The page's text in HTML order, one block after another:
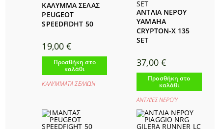
ΚΑΛΥΜΜΑ ΣΕΛΑΣ
PEUGEOT
SPEEDFIDHT 50
19,00€
Προσθήκη στο
καλάθι
ΚΑΛΥΜΜΑΤΑ ΣΕΛΛΩΝ
ΑΝΤΛΙΑ ΝΕΡΟΥ
YAMAHA
CRYPTON-X 135
SET
37,00 €
Προσθήκη στο
καλάθι
ΑΝΤΛΊΕΣ ΝΕΡΟΎ